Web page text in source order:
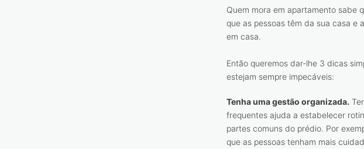
Quem mora em apartamento sabe
que as pessoas têm da sua casa e
em casa.
Então queremos dar-lhe 3 dicas
estejam sempre impecáveis:
Tenha uma gestão organizada.
frequentes ajuda a estabelecer
partes comuns do prédio. Por
que as pessoas tenham mais